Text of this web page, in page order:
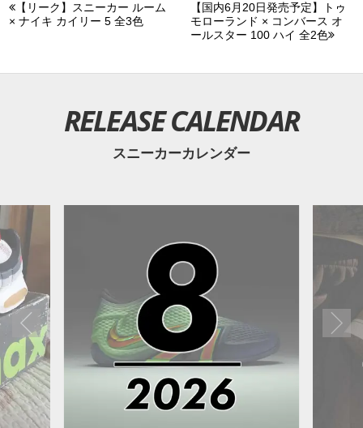
【リーク】スニーカー ルーム
× ナイキ カイリー 5 全3色
【国内6月20日発売予定】トゥ
モローランド × コンバース オ
ールスター 100 ハイ 全2色
RELEASE CALENDAR
スニーカーカレンダー